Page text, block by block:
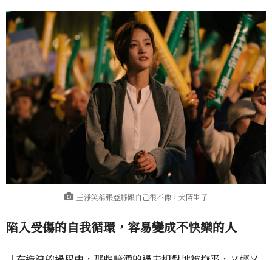
王淨笑稱張亞靜跟自己很不像，太陌生了
陷入受傷的自我循環，容易變成不快樂的人